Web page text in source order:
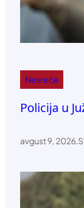
Nesreće
Policija u
avgust 9, 2026.